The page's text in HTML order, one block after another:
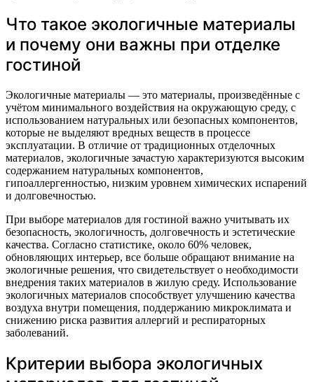
Что такое экологичные материалы
и почему они важны при отделке
гостиной
Экологичные материалы — это материалы, произведённые с
учётом минимального воздействия на окружающую среду, с
использованием натуральных или безопасных компонентов,
которые не выделяют вредных веществ в процессе
эксплуатации. В отличие от традиционных отделочных
материалов, экологичные зачастую характеризуются высоким
содержанием натуральных компонентов,
гипоаллергенностью, низким уровнем химических испарений
и долговечностью.
При выборе материалов для гостиной важно учитывать их
безопасность, экологичность, долговечность и эстетические
качества. Согласно статистике, около 60% человек,
обновляющих интерьер, все больше обращают внимание на
экологичные решения, что свидетельствует о необходимости
внедрения таких материалов в жилую среду. Использование
экологичных материалов способствует улучшению качества
воздуха внутри помещения, поддержанию микроклимата и
снижению риска развития аллергий и респираторных
заболеваний.
Критерии выбора экологичных